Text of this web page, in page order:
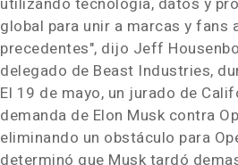
global para unir a marcas y fans
precedentes", dijo Jeff
delegado de Beast Industries,
El 19 de mayo, un jurado de
demanda de Elon Musk contra
eliminando un obstáculo para
determinó que Musk tardó